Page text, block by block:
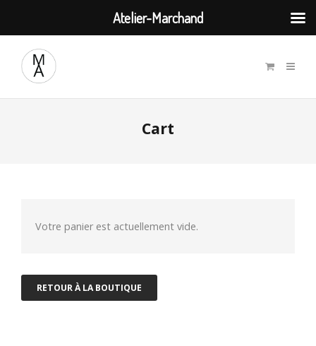
Cart
Votre panier est actuellement vide.
RETOUR À LA BOUTIQUE
Atelier-Marchand